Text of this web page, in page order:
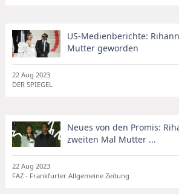
US-Medienberichte:
Mutter geworden
22 Aug 2023
DER SPIEGEL
Neues von den Promis:
zweiten Mal Mutter ...
22 Aug 2023
FAZ - Frankfurter Allgemeine Zeitung